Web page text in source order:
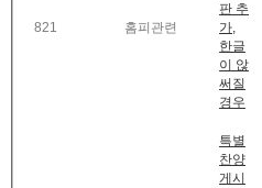
821 홈피관련
판 추
가,
한글
이 않
써질
경우
특별
찬양
게시